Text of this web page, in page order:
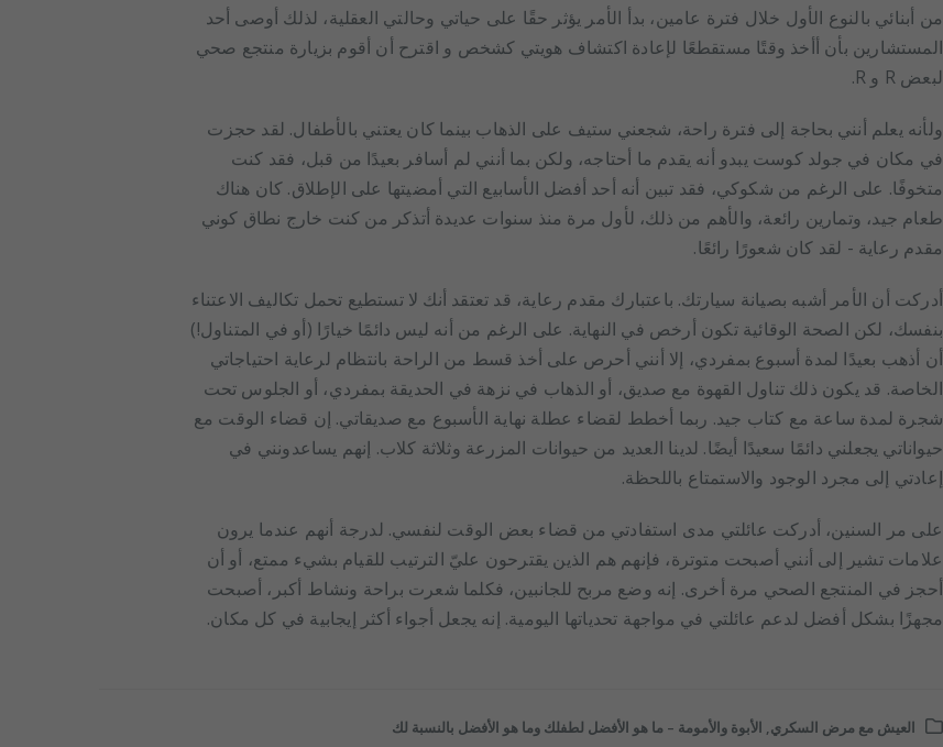
من أبنائي بالنوع الأول خلال فترة عامين، بدأ الأمر يؤثر حقًا على حياتي وحالتي العقلية، لذلك أوصى أحد
المستشارين بأن أأخذ وقتًا مستقطعًا لإعادة اكتشاف هويتي كشخص و اقترح أن أقوم بزيارة منتجع صحي
لبعض R و R.
ولأنه يعلم أنني بحاجة إلى فترة راحة، شجعني ستيف على الذهاب بينما كان يعتني بالأطفال. لقد حجزت
في مكان في جولد كوست يبدو أنه يقدم ما أحتاجه، ولكن بما أنني لم أسافر بعيدًا من قبل، فقد كنت
متخوفًا. على الرغم من شكوكي، فقد تبين أنه أحد أفضل الأسابيع التي أمضيتها على الإطلاق. كان هناك
طعام جيد، وتمارين رائعة، والأهم من ذلك، لأول مرة منذ سنوات عديدة أتذكر من كنت خارج نطاق كوني
مقدم رعاية - لقد كان شعورًا رائعًا.
أدركت أن الأمر أشبه بصيانة سيارتك. باعتبارك مقدم رعاية، قد تعتقد أنك لا تستطيع تحمل تكاليف الاعتناء
بنفسك، لكن الصحة الوقائية تكون أرخص في النهاية. على الرغم من أنه ليس دائمًا خيارًا (أو في المتناول!)
أن أذهب بعيدًا لمدة أسبوع بمفردي، إلا أنني أحرص على أخذ قسط من الراحة بانتظام لرعاية احتياجاتي
الخاصة. قد يكون ذلك تناول القهوة مع صديق، أو الذهاب في نزهة في الحديقة بمفردي، أو الجلوس تحت
شجرة لمدة ساعة مع كتاب جيد. ربما أخطط لقضاء عطلة نهاية الأسبوع مع صديقاتي. إن قضاء الوقت مع
حيواناتي يجعلني دائمًا سعيدًا أيضًا. لدينا العديد من حيوانات المزرعة وثلاثة كلاب. إنهم يساعدونني في
إعادتي إلى مجرد الوجود والاستمتاع باللحظة.
على مر السنين، أدركت عائلتي مدى استفادتي من قضاء بعض الوقت لنفسي. لدرجة أنهم عندما يرون
علامات تشير إلى أنني أصبحت متوترة، فإنهم هم الذين يقترحون عليّ الترتيب للقيام بشيء ممتع، أو أن
أحجز في المنتجع الصحي مرة أخرى. إنه وضع مربح للجانبين، فكلما شعرت براحة ونشاط أكبر، أصبحت
مجهزًا بشكل أفضل لدعم عائلتي في مواجهة تحدياتها اليومية. إنه يجعل أجواء أكثر إيجابية في كل مكان.
العيش مع مرض السكري, الأبوة والأمومة – ما هو الأفضل لطفلك وما هو الأفضل بالنسبة لك